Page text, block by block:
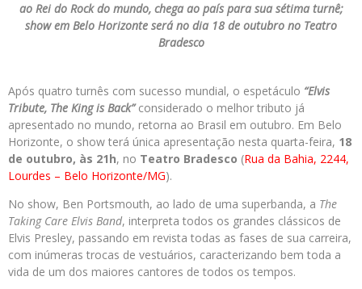
ao Rei do Rock do mundo, chega ao país para sua sétima turnê;
show em Belo Horizonte será no dia 18 de outubro no Teatro
Bradesco
Após quatro turnês com sucesso mundial, o espetáculo “Elvis
Tribute, The King is Back”considerado o melhor tributo já
apresentado no mundo, retorna ao Brasil em outubro. Em Belo
Horizonte, o show terá única apresentação nesta quarta-feira, 18
de outubro, às 21h, no Teatro Bradesco (Rua da Bahia, 2244,
Lourdes – Belo Horizonte/MG).
No show, Ben Portsmouth, ao lado de uma superbanda, a The
Taking Care Elvis Band, interpreta todos os grandes clássicos de
Elvis Presley, passando em revista todas as fases de sua carreira,
com inúmeras trocas de vestuários, caracterizando bem toda a
vida de um dos maiores cantores de todos os tempos.